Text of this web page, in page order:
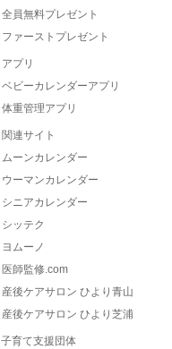
全員無料プレゼント
ファーストプレゼント
アプリ
ベビーカレンダーアプリ
体重管理アプリ
関連サイト
ムーンカレンダー
ウーマンカレンダー
シニアカレンダー
シッテク
ヨムーノ
医師監修.com
産後ケアサロン ひより青山
産後ケアサロン ひより芝浦
子育て支援団体